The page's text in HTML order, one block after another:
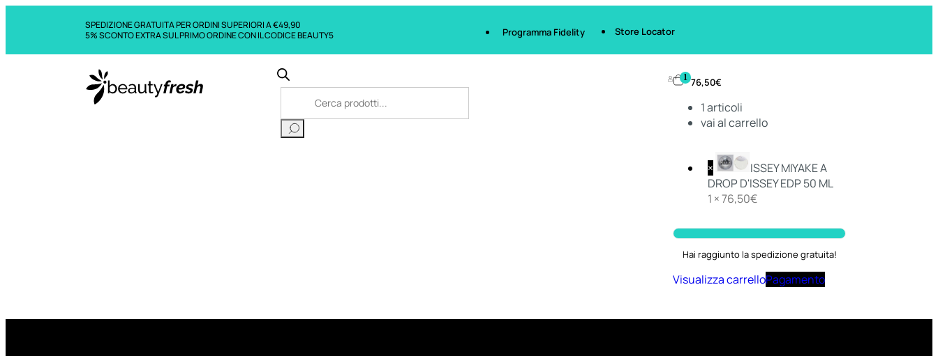
SPEDIZIONE GRATUITA PER ORDINI SUPERIORI A €49,90
5% SCONTO EXTRA SUL PRIMO ORDINE CON IL CODICE BEAUTY5
Programma Fidelity Store Locator
1 76,50€
1articoli
vai al carrello
×
ISSEY MIYAKE A
DROP D'ISSEY EDP 50 ML
1 ×76,50€
Hai raggiunto la spedizione gratuita!
Visualizza carrelloPagamento